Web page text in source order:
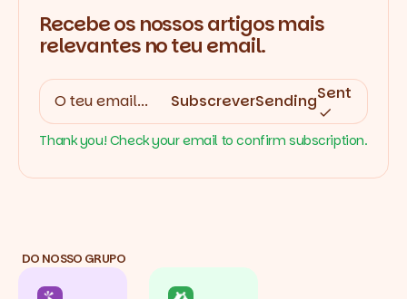
Recebe os nossos artigos mais
relevantes no teu email.
SubscreverSendingSent
Thank you! Check your email to confirm subscription.
DO NOSSO GRUPO